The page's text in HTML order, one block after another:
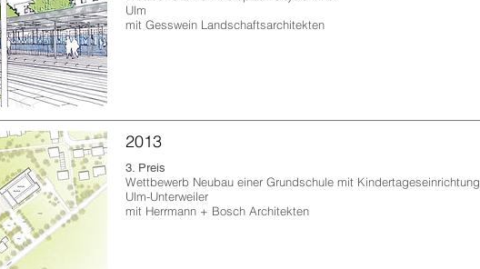
Ulm
mit Gesswein Landschaftsarchitekten
2013
3. Preis
Wettbewerb Neubau einer Grundschule mit Kindertageseinrichtung
Ulm-Unterweiler
mit Herrmann + Bosch Architekten